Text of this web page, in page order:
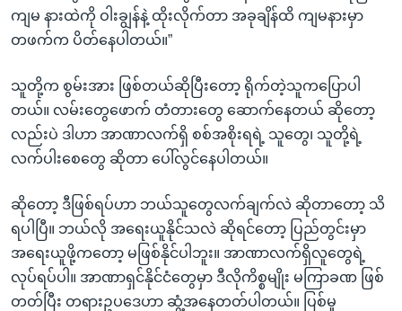
ကျမ နားထဲကို ဝါးချွန်နဲ့ ထိုးလိုက်တာ အခုချိန်ထိ ကျမနားမှာ
တဖက်က ပိတ်နေပါတယ်။”
သူတို့က စွမ်းအား ဖြစ်တယ်ဆိုပြီးတော့ ရိုက်တဲ့သူကပြောပါ
တယ်။ လမ်းတွေဖောက် တံတားတွေ ဆောက်နေတယ် ဆိုတော့
လည်းပဲ ဒါဟာ အာဏာလက်ရှိ စစ်အစိုးရရဲ့ သူတွေ၊ သူတို့ရဲ့
လက်ပါးစေတွေ ဆိုတာ ပေါ်လွင်နေပါတယ်။
ဆိုတော့ ဒီဖြစ်ရပ်ဟာ ဘယ်သူတွေလက်ချက်လဲ ဆိုတာတော့ သိ
ရပါပြီ။ ဘယ်လို အရေးယူနိုင်သလဲ ဆိုရင်တော့ ပြည်တွင်းမှာ
အရေးယူဖို့ကတော့ မဖြစ်နိုင်ပါဘူး။ အာဏာလက်ရှိလူတွေရဲ့
လုပ်ရပ်ပါ။ အာဏာရှင်နိုင်ငံတွေမှာ ဒီလိုကိစ္စမျိုး မကြာခဏ ဖြစ်
တတ်ပြီး တရားဥပဒေဟာ ဆွံ့အနေတတ်ပါတယ်။ ပြစ်မှု